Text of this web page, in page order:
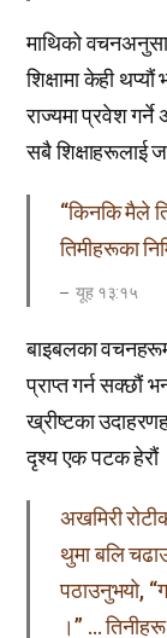
माथिको
शिक्षामा केही
राज्यमा प्रवेश
सबै शिक्षाहरूलाई
“किनकि मैले
तिमीहरूका
यूह १३:१५
बाइबलका
प्राप्त गर्न सक्छौं
ख्रीष्टका
दृश्य एक पटक हेरौं
अखमिरी
थुमा बलि
पठाउनुभयो,
।” …